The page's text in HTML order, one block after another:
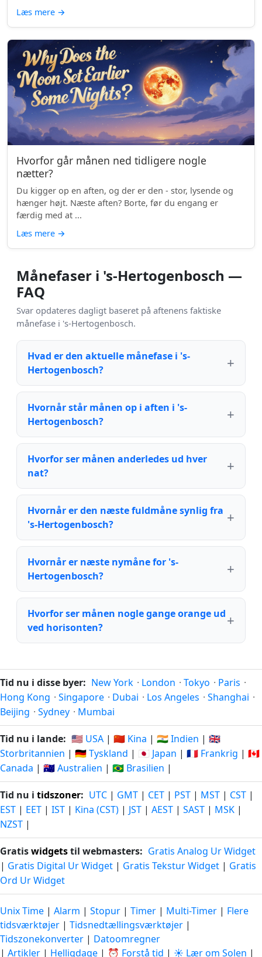
Læs mere →
Hvorfor går månen ned tidligere nogle
nætter?
Du kigger op en aften, og der er den - stor, lysende og
hænger højt. Næste aften? Borte, før du engang er
færdig med at ...
Læs mere →
Månefaser i 's-Hertogenbosch —
FAQ
Svar opdateres dagligt baseret på aftenens faktiske
månefase i 's-Hertogenbosch.
Hvad er den aktuelle månefase i 's-
Hertogenbosch?
Hvornår står månen op i aften i 's-
Hertogenbosch?
Hvorfor ser månen anderledes ud hver
nat?
Hvornår er den næste fuldmåne synlig fra
's-Hertogenbosch?
Hvornår er næste nymåne for 's-
Hertogenbosch?
Hvorfor ser månen nogle gange orange ud
ved horisonten?
Tid nu i disse byer: New York · London · Tokyo · Paris ·
Hong Kong · Singapore · Dubai · Los Angeles · Shanghai ·
Beijing · Sydney · Mumbai
Tid nu i lande: 🇺🇸 USA | 🇨🇳 Kina | 🇮🇳 Indien | 🇬🇧
Storbritannien | 🇩🇪 Tyskland | 🇯🇵 Japan | 🇫🇷 Frankrig | 🇨🇦
Canada | 🇦🇺 Australien | 🇧🇷 Brasilien |
Tid nu i tidszoner: UTC | GMT | CET | PST | MST | CST |
EST | EET | IST | Kina (CST) | JST | AEST | SAST | MSK |
NZST |
Gratiswidgetstil webmasters: Gratis Analog Ur Widget
| Gratis Digital Ur Widget | Gratis Tekstur Widget | Gratis
Ord Ur Widget
Unix Time | Alarm | Stopur | Timer | Multi-Timer | Flere
tidsværktøjer | Tidsnedtællingsværktøjer |
Tidszonekonverter | Datoomregner
| Artikler | Helligdage | ⏰ Forstå tid | ☀️ Lær om Solen |